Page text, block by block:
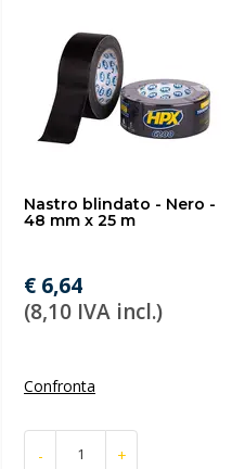
Nastro blindato - Nero -
48 mm x 25 m
€ 6,64
(8,10 IVA incl.)
Confronta
- +